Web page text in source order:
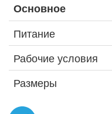
Основное
Питание
Рабочие условия
Размеры